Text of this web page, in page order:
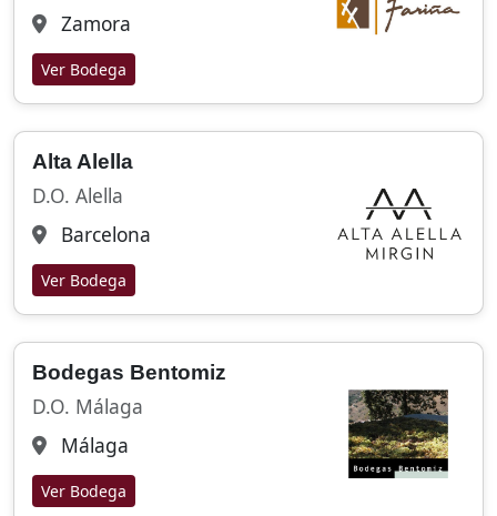
Zamora
Ver Bodega
Alta Alella
D.O. Alella
Barcelona
Ver Bodega
Bodegas Bentomiz
D.O. Málaga
Málaga
Ver Bodega